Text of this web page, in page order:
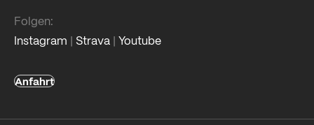
Folgen:
Instagram | Strava | Youtube
Anfahrt